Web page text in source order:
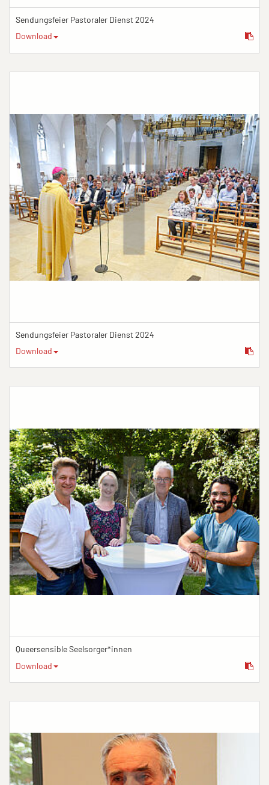
Sendungsfeier Pastoraler Dienst 2024
Download
Sendungsfeier Pastoraler Dienst 2024
Download
Queersensible Seelsorger*innen
Download